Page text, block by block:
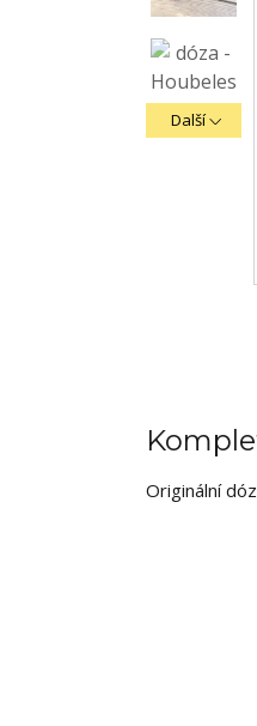
Další
Originální